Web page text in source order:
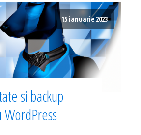
15 ianuarie 2023
si backup